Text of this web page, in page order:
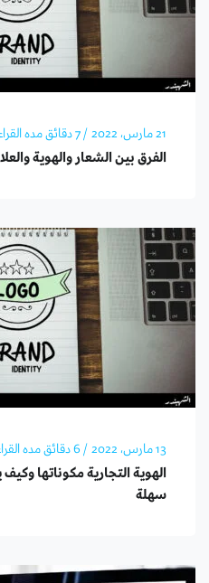
21 مارس، 2022 / 7 دقائق مده القراءة
الفرق بين الشعار والهوية
13 مارس، 2022 / 6 دقائق مده القراءة
الهوية التجارية مكوناتها
سهلة